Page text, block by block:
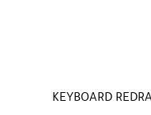
KEYBOARD